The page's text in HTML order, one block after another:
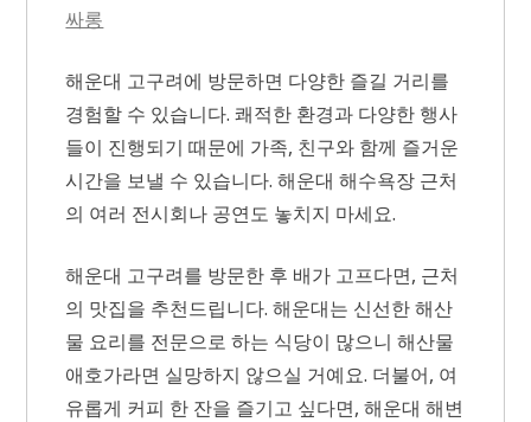
싸롱
해운대 고구려에 방문하면 다양한 즐길 거리를
경험할 수 있습니다. 쾌적한 환경과 다양한 행사
들이 진행되기 때문에 가족, 친구와 함께 즐거운
시간을 보낼 수 있습니다. 해운대 해수욕장 근처
의 여러 전시회나 공연도 놓치지 마세요.
해운대 고구려를 방문한 후 배가 고프다면, 근처
의 맛집을 추천드립니다. 해운대는 신선한 해산
물 요리를 전문으로 하는 식당이 많으니 해산물
애호가라면 실망하지 않으실 거예요. 더불어, 여
유롭게 커피 한 잔을 즐기고 싶다면, 해운대 해변